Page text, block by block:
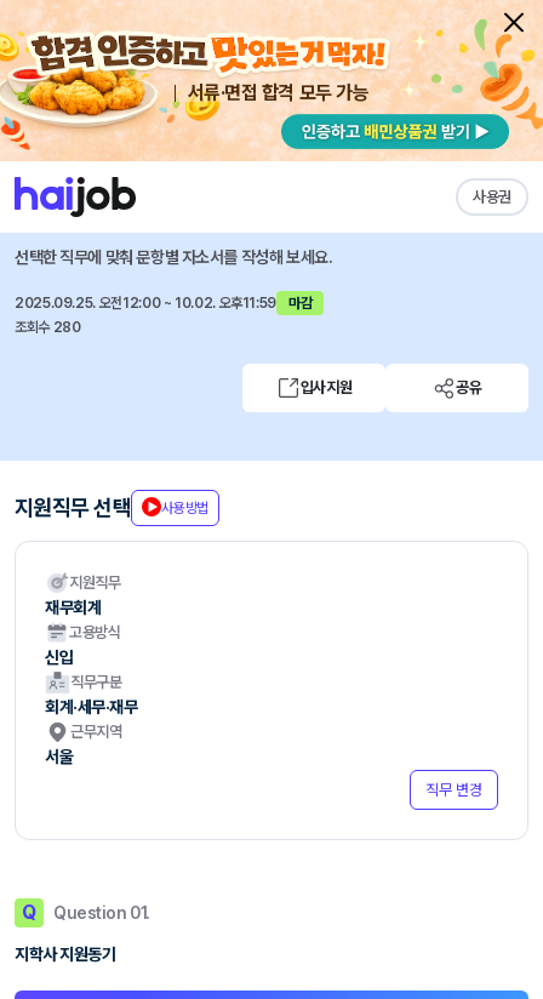
서류·면접 합격 모두 가능
사용권
채용공고 자소서 자유항목 자소서 내 작성목록
지학사 즐겨찾기
2025년 9월 수시채용
선택한 직무에 맞춰 문항별 자소서를 작성해 보세요.
2025.09.25. 오전12:00 ~ 10.02. 오후11:59
마감
조회수 280
입사지원 공유
지원직무 선택 사용방법
지원직무
재무회계
고용방식
신입
직무구분
회계·세무·재무
근무지역
서울
직무 변경
Q Question 01.
지학사 지원동기